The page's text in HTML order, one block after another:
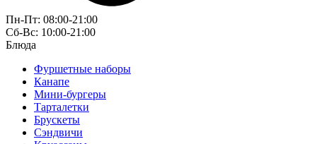
Пн-Пт: 08:00-21:00
Сб-Вс: 10:00-21:00
Блюда
Фуршетные наборы
Канапе
Мини-бургеры
Тарталетки
Брускеты
Сэндвичи